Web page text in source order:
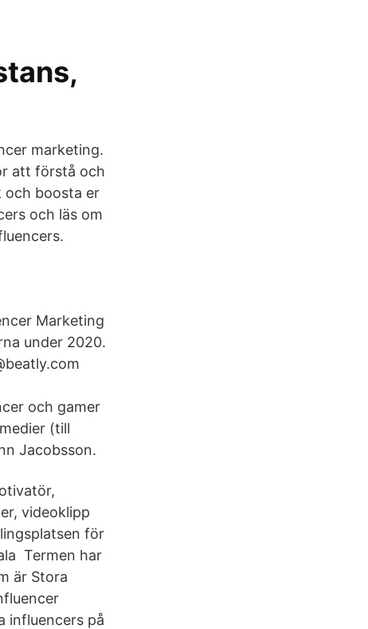
marketing.
att förstå och
och boosta er
och läs om
Marketing
under 2020.
och gamer
(till
Jacobsson.
videoklipp
för
Termen har
är Stora
influencers på